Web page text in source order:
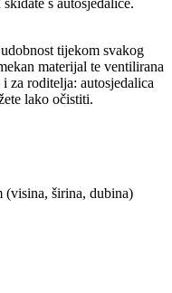
s autosjedalice.
tijekom svakog
materijal te ventilirana
za roditelja: autosjedalica
lako očistiti.
(visina, širina, dubina)